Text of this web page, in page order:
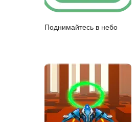
Поднимайтесь в небо